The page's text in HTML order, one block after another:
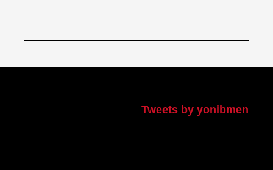
Tweets by yonibmen